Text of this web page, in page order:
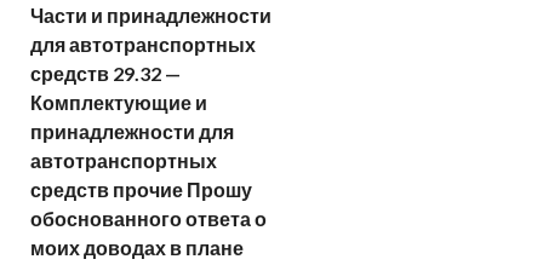
Части и принадлежности
для автотранспортных
средств 29.32 —
Комплектующие и
принадлежности для
автотранспортных
средств прочие Прошу
обоснованного ответа о
моих доводах в плане